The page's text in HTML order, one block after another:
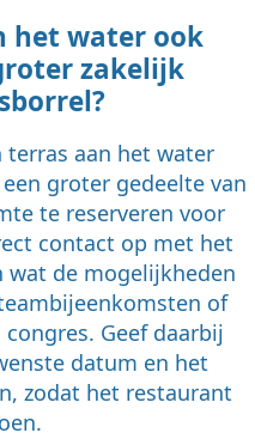
het water ook
zakelijk
terras aan het water
groter gedeelte van
te reserveren voor
contact op met het
de mogelijkheden
of
Geef daarbij
datum en het
zodat het restaurant